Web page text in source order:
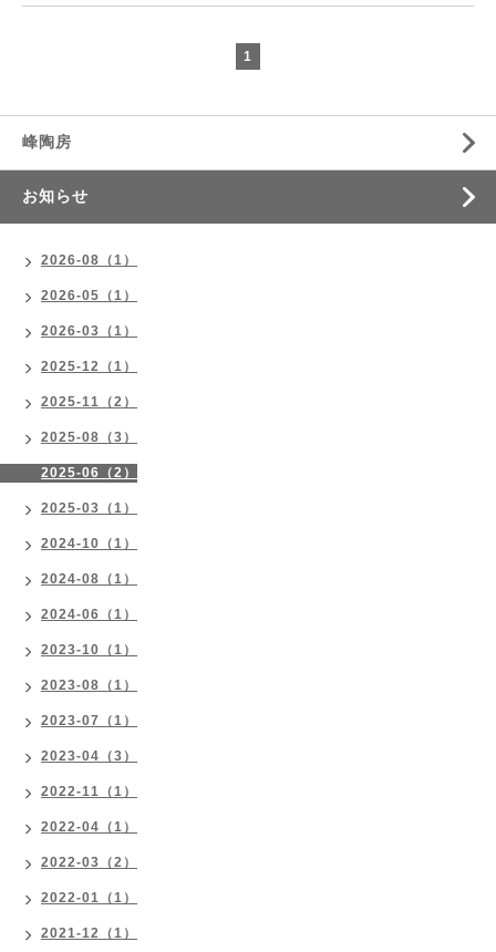
1
峰陶房
お知らせ
2026-08（1）
2026-05（1）
2026-03（1）
2025-12（1）
2025-11（2）
2025-08（3）
2025-06（2）
2025-03（1）
2024-10（1）
2024-08（1）
2024-06（1）
2023-10（1）
2023-08（1）
2023-07（1）
2023-04（3）
2022-11（1）
2022-04（1）
2022-03（2）
2022-01（1）
2021-12（1）